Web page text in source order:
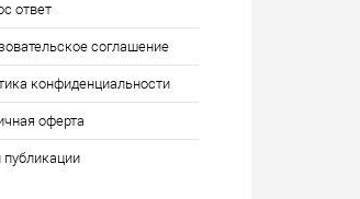
ответ
соглашение
конфиденциальности
оферта